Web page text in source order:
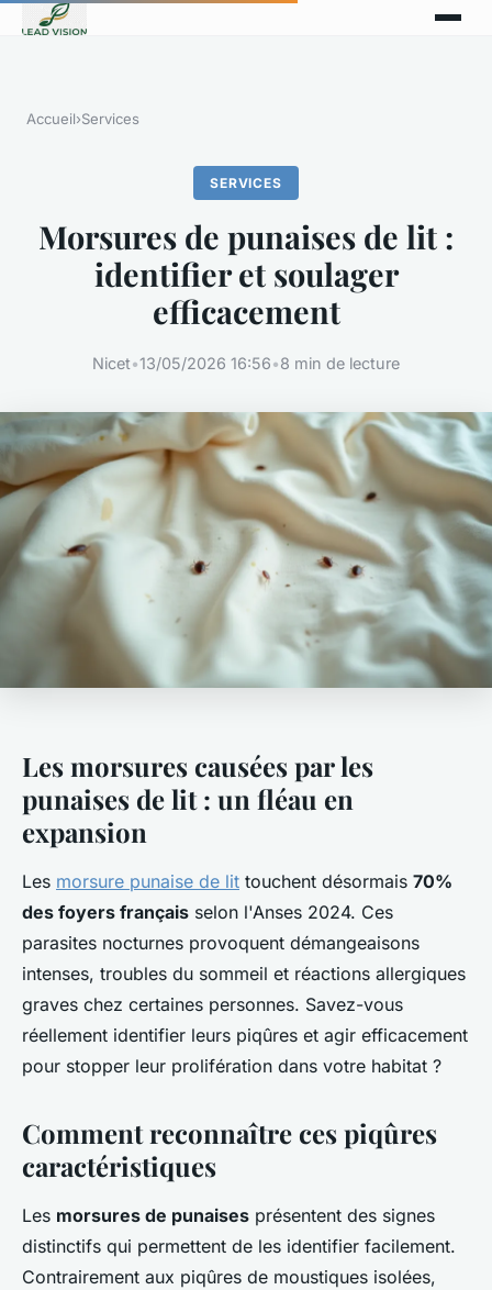
Accueil›Services
SERVICES
Morsures de punaises de lit :
identifier et soulager
efficacement
Nicet•13/05/2026 16:56•8 min de lecture
Les morsures causées par les
punaises de lit : un fléau en
expansion
Les morsure punaise de lit touchent désormais 70%
des foyers français selon l'Anses 2024. Ces
parasites nocturnes provoquent démangeaisons
intenses, troubles du sommeil et réactions allergiques
graves chez certaines personnes. Savez-vous
réellement identifier leurs piqûres et agir efficacement
pour stopper leur prolifération dans votre habitat ?
Comment reconnaître ces piqûres
caractéristiques
Les morsures de punaises présentent des signes
distinctifs qui permettent de les identifier facilement.
Contrairement aux piqûres de moustiques isolées,